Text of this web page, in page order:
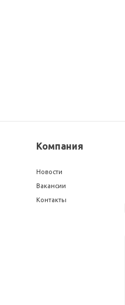
Компания
Новости
Вакансии
Контакты